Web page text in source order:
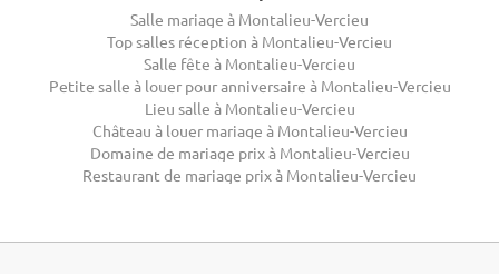
Salle mariage à Montalieu-Vercieu
Top salles réception à Montalieu-Vercieu
Salle fête à Montalieu-Vercieu
Petite salle à louer pour anniversaire à Montalieu-Vercieu
Lieu salle à Montalieu-Vercieu
Château à louer mariage à Montalieu-Vercieu
Domaine de mariage prix à Montalieu-Vercieu
Restaurant de mariage prix à Montalieu-Vercieu